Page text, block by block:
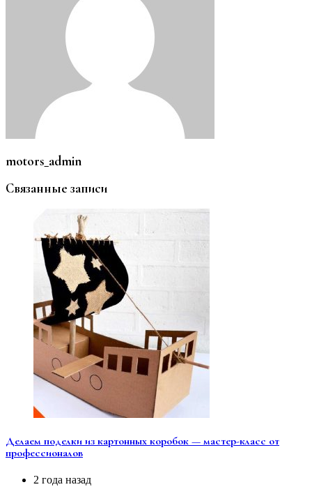
motors_admin
Связанные записи
Делаем поделки из картонных коробок — мастер-класс от
профессионалов
2 года назад